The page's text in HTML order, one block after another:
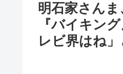
明石家さん
『バイキン
レビ界はね